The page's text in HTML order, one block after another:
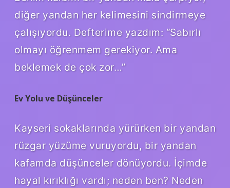
diğer yandan her kelimesini sindirmeye
çalışıyordu. Defterime yazdım: “Sabırlı
olmayı öğrenmem gerekiyor. Ama
beklemek de çok zor…”
Ev Yolu ve Düşünceler
Kayseri sokaklarında yürürken bir yandan
rüzgar yüzüme vuruyordu, bir yandan
kafamda düşünceler dönüyordu. İçimde
hayal kırıklığı vardı; neden ben? Neden